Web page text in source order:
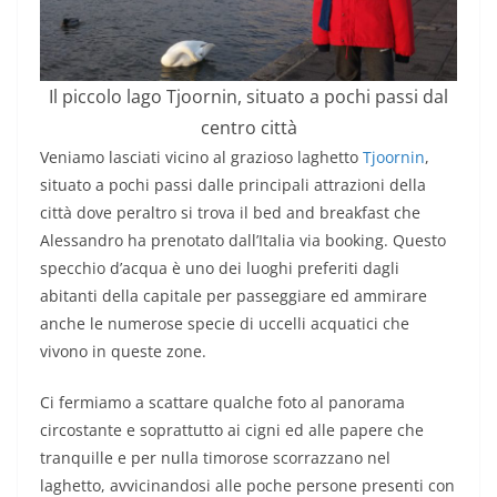
Il piccolo lago Tjoornin, situato a pochi passi dal
centro città
Veniamo lasciati vicino al grazioso laghetto Tjoornin,
situato a pochi passi dalle principali attrazioni della
città dove peraltro si trova il bed and breakfast che
Alessandro ha prenotato dall’Italia via booking. Questo
specchio d’acqua è uno dei luoghi preferiti dagli
abitanti della capitale per passeggiare ed ammirare
anche le numerose specie di uccelli acquatici che
vivono in queste zone.
Ci fermiamo a scattare qualche foto al panorama
circostante e soprattutto ai cigni ed alle papere che
tranquille e per nulla timorose scorrazzano nel
laghetto, avvicinandosi alle poche persone presenti con